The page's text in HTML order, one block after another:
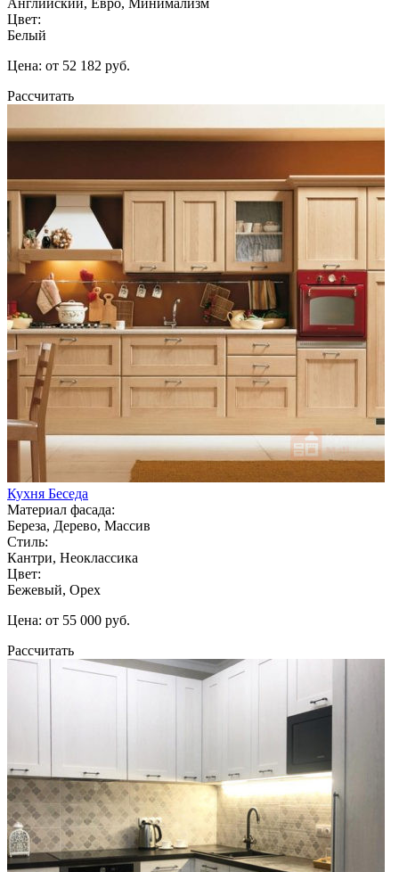
Цвет:
Белый
Цена: от 52 182 руб.
Рассчитать
Кухня Беседа
Материал фасада:
Береза, Дерево, Массив
Стиль:
Кантри, Неоклассика
Цвет:
Бежевый, Орех
Цена: от 55 000 руб.
Рассчитать